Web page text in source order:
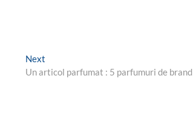
Next
post:
Un articol parfumat : 5 parfumuri de brand